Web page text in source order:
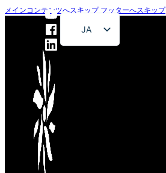
メインコンテンツへスキップ フッターへスキップ
JA
EN